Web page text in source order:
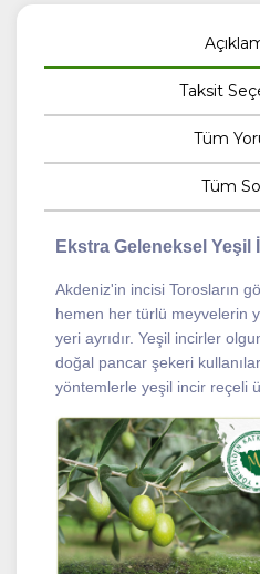
Taksit
Tüm
Tüm
Ekstra Geleneksel Yeşil
Akdeniz'in incisi Torosların
hemen her türlü meyvelerin
yeri ayrıdır. Yeşil incirler
doğal pancar şekeri
yöntemlerle yeşil incir reçeli